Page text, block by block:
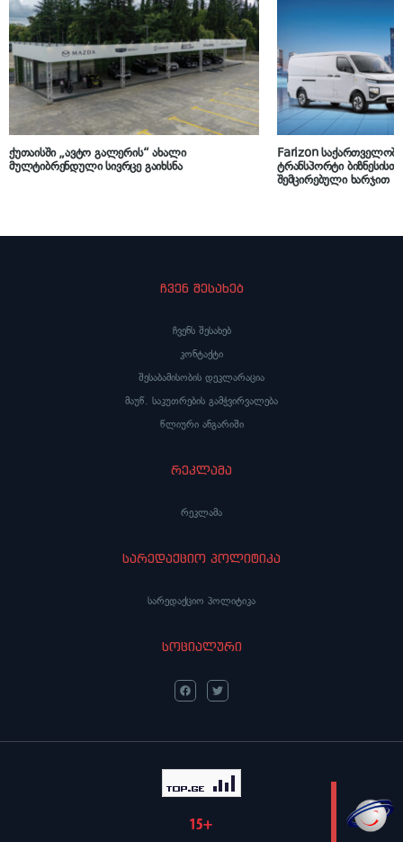
LIVE
ქუთაისში „ავტო გალერის“ ახალი
მულტიბრენდული სივრცე გაიხსნა
Farizon
ტრანსპორტი
შემცირებული ხარჯით
ჩვენ შესახებ
ჩვენს შესახებ
კონტაქტი
შესაბამისობის დეკლარაცია
მაუწ. საკუთრების გამჭვირვალება
წლიური ანგარიში
რეკლამა
რეკლამა
სარედაქციო პოლიტიკა
სარედაქციო პოლიტიკა
სოციალური